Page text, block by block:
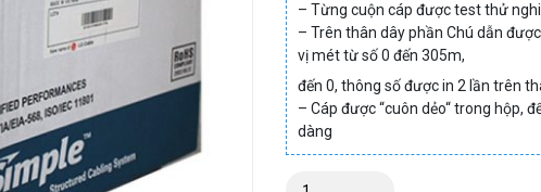
– Từng cuộn cáp được test thử
– Trên thân dây phần Chú dẫn
vị mét từ số 0 đến 305m,
đến 0, thông số được in 2 lần trên
– Cáp được “cuôn dẻo“ trong hộp,
dàng
Số